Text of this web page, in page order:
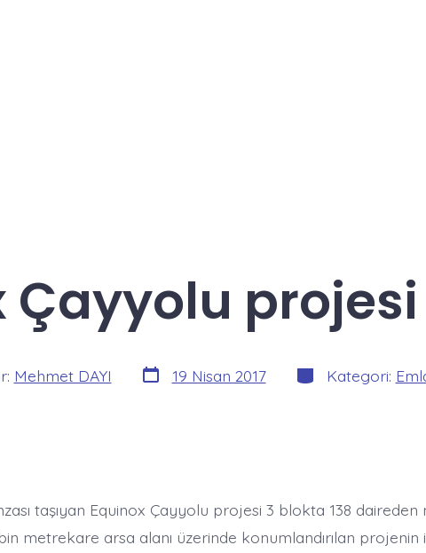
Çayyolu
Mehmet DAYI Yazı
tarihi
19 Nisan 2017 Kategoriler
Kategori:
taşıyan Equinox Çayyolu projesi 3 blokta 138 daireden
metrekare arsa alanı üzerinde konumlandırılan projenin